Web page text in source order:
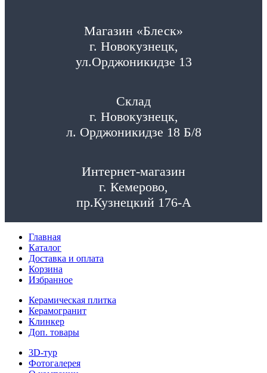
Магазин «Блеск»
г. Новокузнецк,
ул.Орджоникидзе 13
Склад
г. Новокузнецк,
л. Орджоникидзе 18 Б/8
Интернет-магазин
г. Кемерово,
пр.Кузнецкий 176-А
Главная
Каталог
Доставка и оплата
Корзина
Избранное
Керамическая плитка
Керамогранит
Клинкер
Доп. товары
3D-тур
Фотогалерея